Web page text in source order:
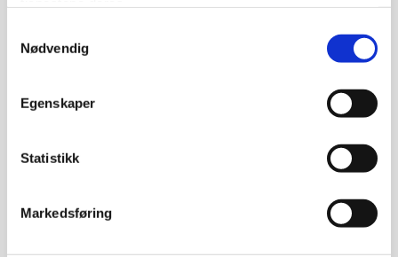
Nødvendig
Egenskaper
Statistikk
Markedsføring